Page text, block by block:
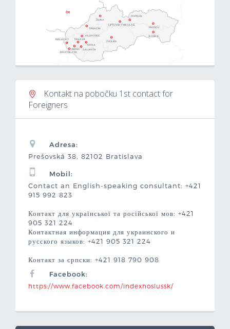
ČR
BRATISLAVA
MALACKY
SENEC
NITRA
TRNAVA
GALANTA
KOŠICE
PREŠOV
TRENČÍN
LIPTOVSKÝ MIKULÁŠ
ŽILINA
POPRAD
HLOHOVEC
ZVOLEN
Kontakt na pobočku 1st contact for
Foreigners
Adresa:
Prešovská 38, 82102 Bratislava
Mobil:
Contact an English-speaking consultant: +421
915 992 823
Контакт для української та російської мов: +421
905 321 224
Контактная информация для украинского и
русского языков: +421 905 321 224
Контакт за српски: +421 918 790 908
Facebook:
https://www.facebook.com/indexnoslussk/